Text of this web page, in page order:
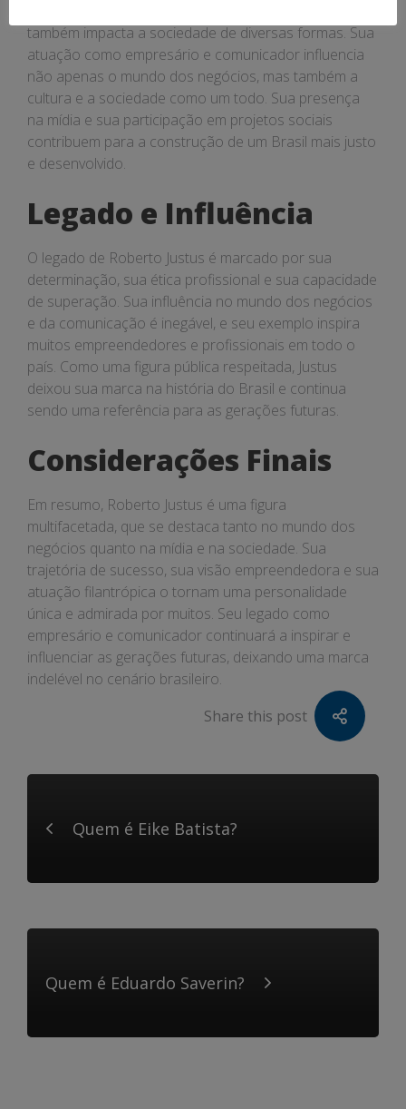
também impacta a sociedade de diversas formas. Sua
atuação como empresário e comunicador influencia
não apenas o mundo dos negócios, mas também a
cultura e a sociedade como um todo. Sua presença
na mídia e sua participação em projetos sociais
contribuem para a construção de um Brasil mais justo
e desenvolvido.
Legado e Influência
O legado de Roberto Justus é marcado por sua
determinação, sua ética profissional e sua capacidade
de superação. Sua influência no mundo dos negócios
e da comunicação é inegável, e seu exemplo inspira
muitos empreendedores e profissionais em todo o
país. Como uma figura pública respeitada, Justus
deixou sua marca na história do Brasil e continua
sendo uma referência para as gerações futuras.
Considerações Finais
Em resumo, Roberto Justus é uma figura
multifacetada, que se destaca tanto no mundo dos
negócios quanto na mídia e na sociedade. Sua
trajetória de sucesso, sua visão empreendedora e sua
atuação filantrópica o tornam uma personalidade
única e admirada por muitos. Seu legado como
empresário e comunicador continuará a inspirar e
influenciar as gerações futuras, deixando uma marca
indelével no cenário brasileiro.
Share this post
Quem é Eike Batista?
Quem é Eduardo Saverin?